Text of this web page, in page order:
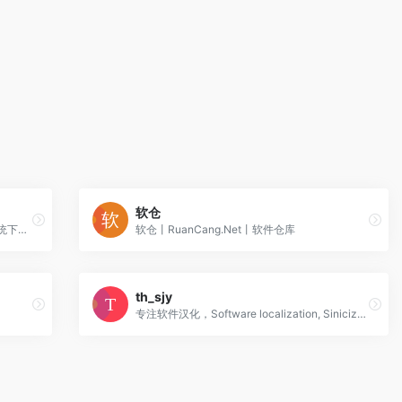
系统下载站，精校完整极致的Windows系统下载仓储站。
软仓
软仓丨RuanCang.Net丨软件仓库
th_sjy
专注软件汉化，Software localization, Sinicization。